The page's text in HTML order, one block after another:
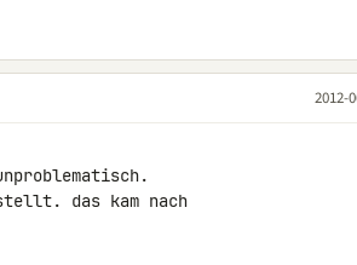
2012-
das kam nach